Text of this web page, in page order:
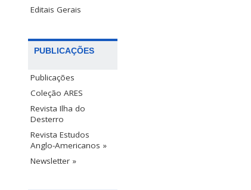
Editais Gerais
PUBLICAÇÕES
Publicações
Coleção ARES
Revista Ilha do
Desterro
Revista Estudos
Anglo-Americanos »
Newsletter »